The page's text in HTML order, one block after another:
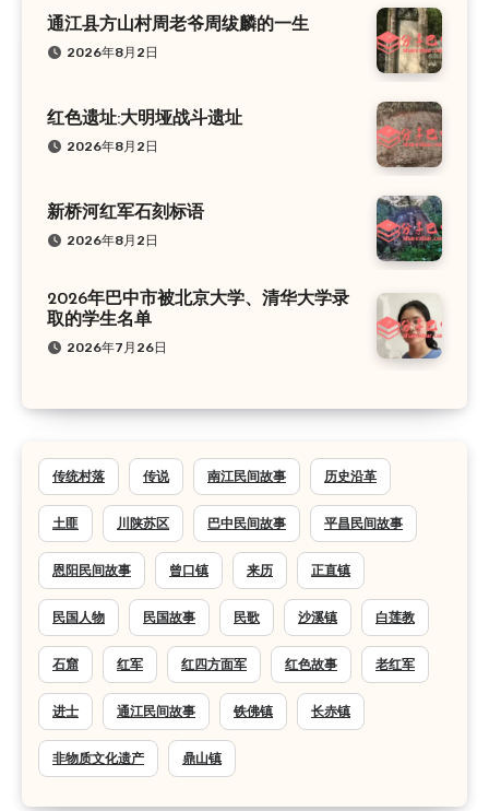
通江县方山村周老爷周绂麟的一生
2026年8月2日
红色遗址:大明垭战斗遗址
2026年8月2日
新桥河红军石刻标语
2026年8月2日
2026年巴中市被北京大学、清华大学录
取的学生名单
2026年7月26日
传统村落 传说 南江民间故事 历史沿革
土匪 川陕苏区 巴中民间故事 平昌民间故事
恩阳民间故事 曾口镇 来历 正直镇
民国人物 民国故事 民歌 沙溪镇 白莲教
石窟 红军 红四方面军 红色故事 老红军
进士 通江民间故事 铁佛镇 长赤镇
非物质文化遗产 鼎山镇